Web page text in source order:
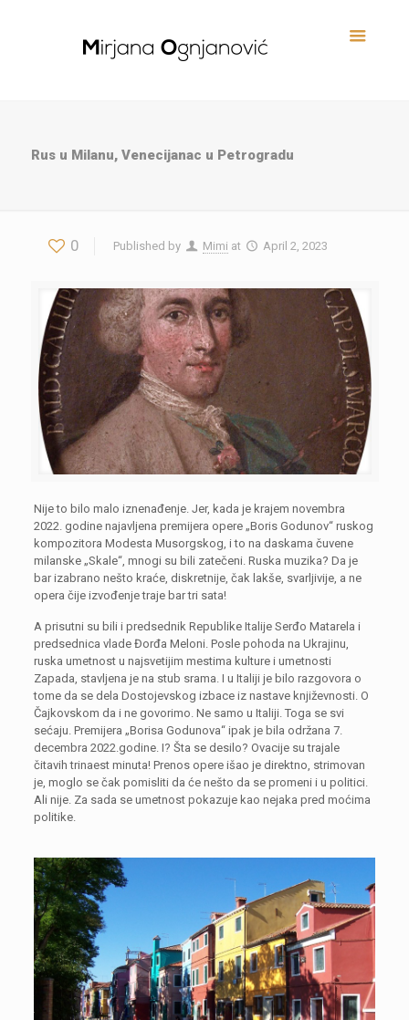
Rus u Milanu, Venecijanac u Petrogradu
0 Published by Mimi at April 2, 2023
Nije to bilo malo iznenađenje. Jer, kada je krajem novembra
2022. godine najavljena premijera opere „Boris Godunov“ ruskog
kompozitora Modesta Musorgskog, i to na daskama čuvene
milanske „Skale“, mnogi su bili zatečeni. Ruska muzika? Da je
bar izabrano nešto kraće, diskretnije, čak lakše, svarljivije, a ne
opera čije izvođenje traje bar tri sata!
A prisutni su bili i predsednik Republike Italije Serđo Matarela i
predsednica vlade Đorđa Meloni. Posle pohoda na Ukrajinu,
ruska umetnost u najsvetijim mestima kulture i umetnosti
Zapada, stavljena je na stub srama. I u Italiji je bilo razgovora o
tome da se dela Dostojevskog izbace iz nastave književnosti. O
Čajkovskom da i ne govorimo. Ne samo u Italiji. Toga se svi
sećaju. Premijera „Borisa Godunova“ ipak je bila održana 7.
decembra 2022.godine. I? Šta se desilo? Ovacije su trajale
čitavih trinaest minuta! Prenos opere išao je direktno, strimovan
je, moglo se čak pomisliti da će nešto da se promeni i u politici.
Ali nije. Za sada se umetnost pokazuje kao nejaka pred moćima
politike.